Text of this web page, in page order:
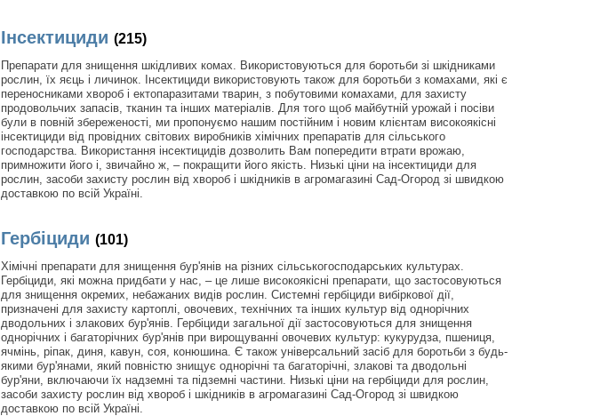
Інсектициди (215)
Препарати для знищення шкідливих комах. Використовуються для боротьби зі шкідниками
рослин, їх яєць і личинок. Інсектициди використовують також для боротьби з комахами, які є
переносниками хвороб і ектопаразитами тварин, з побутовими комахами, для захисту
продовольчих запасів, тканин та інших матеріалів. Для того щоб майбутній урожай і посіви
були в повній збереженості, ми пропонуємо нашим постійним і новим клієнтам високоякісні
інсектициди від провідних світових виробників хімічних препаратів для сільського
господарства. Використання інсектицидів дозволить Вам попередити втрати врожаю,
примножити його і, звичайно ж, – покращити його якість. Низькі ціни на інсектициди для
рослин, засоби захисту рослин від хвороб і шкідників в агромагазині Сад-Огород зі швидкою
доставкою по всій Україні.
Гербіциди (101)
Хімічні препарати для знищення бур'янів на різних сільськогосподарських культурах.
Гербіциди, які можна придбати у нас, – це лише високоякісні препарати, що застосовуються
для знищення окремих, небажаних видів рослин. Системні гербіциди вибіркової дії,
призначені для захисту картоплі, овочевих, технічних та інших культур від однорічних
дводольних і злакових бур'янів. Гербіциди загальної дії застосовуються для знищення
однорічних і багаторічних бур'янів при вирощуванні овочевих культур: кукурудза, пшениця,
ячмінь, ріпак, диня, кавун, соя, конюшина. Є також універсальний засіб для боротьби з будь-
якими бур'янами, який повністю знищує однорічні та багаторічні, злакові та дводольні
бур'яни, включаючи їх надземні та підземні частини. Низькі ціни на гербіциди для рослин,
засоби захисту рослин від хвороб і шкідників в агромагазині Сад-Огород зі швидкою
доставкою по всій Україні.